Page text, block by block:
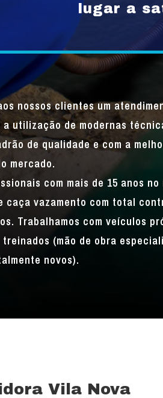
lugar a
nossos clientes um
utilização de modernas
de qualidade e com a
mercado.
com mais de 15 anos no
caça vazamento com total
Trabalhamos com veículos
(mão de obra
novos).
Vila Nova